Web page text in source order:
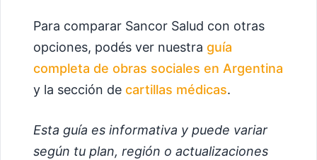
Para comparar Sancor Salud con otras
opciones, podés ver nuestra guía
completa de obras sociales en Argentina
y la sección de cartillas médicas.
Esta guía es informativa y puede variar
según tu plan, región o actualizaciones